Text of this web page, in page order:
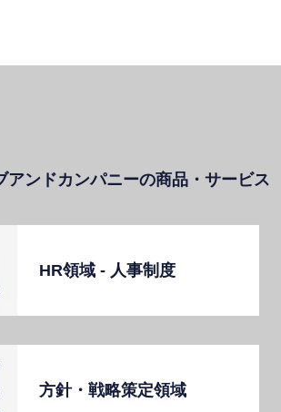
アンドカンパニーの商品・サービス
HR領域 - ⼈事制度
⽅針・戦略策定領域